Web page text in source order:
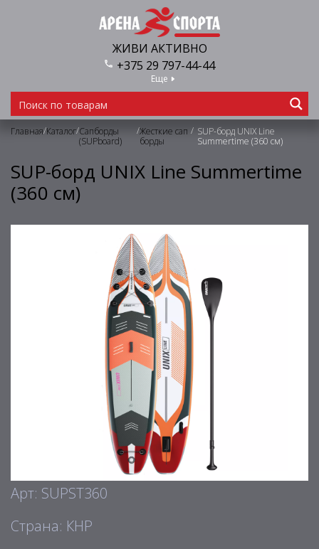
ЖИВИ АКТИВНО
+375 29 797-44-44
Еще
Главная/Каталог/Сапборды
(SUPboard)
/Жесткие сап
борды
/ SUP-борд UNIX Line
Summertime (360 см)
SUP-борд UNIX Line Summertime
(360 см)
Арт: SUPST360
Страна: КНР